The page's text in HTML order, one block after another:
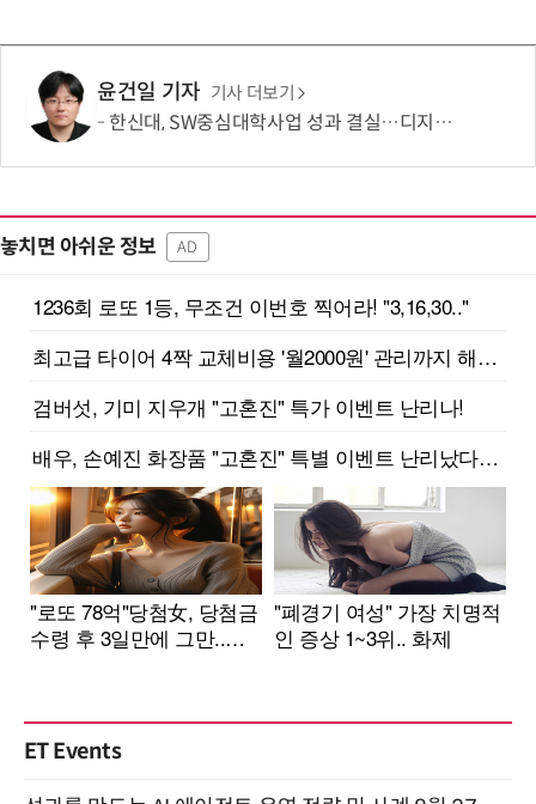
윤건일 기자 기사 더보기
한신대, SW중심대학사업 성과 결실…디지털 콘텐츠 인재 양성 '두각'
놓치면 아쉬운 정보 AD
ET Events